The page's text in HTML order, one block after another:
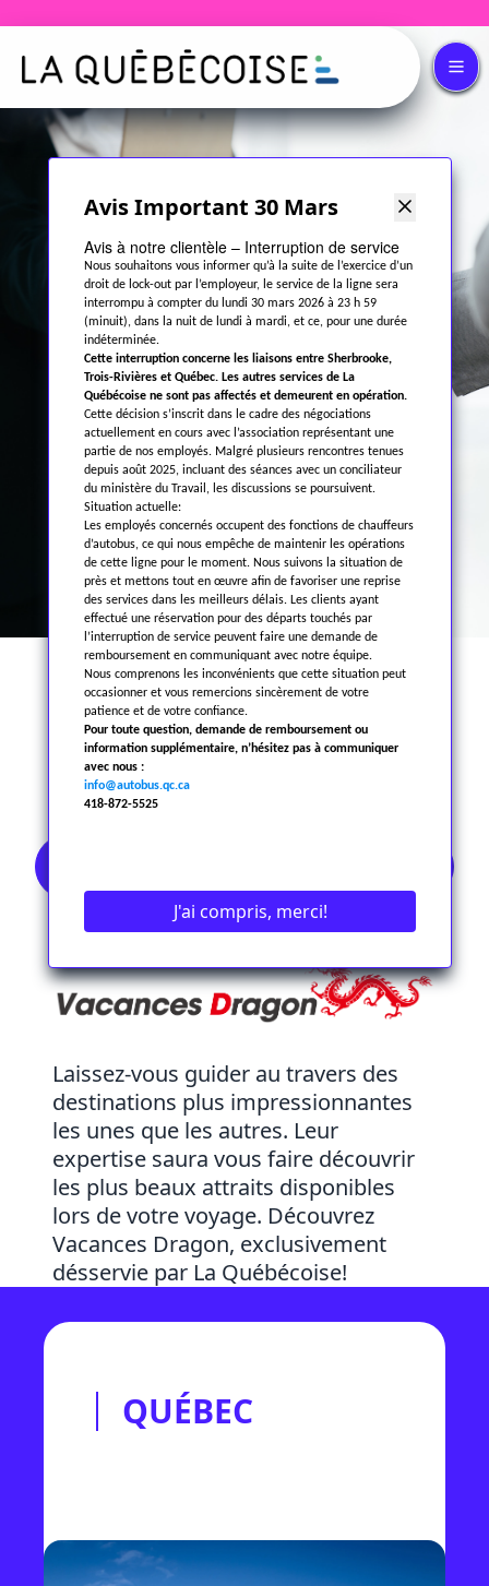
PARTENAIRES
Laissez-vous guider au travers des
destinations plus impressionnantes
les unes que les autres. Leur
expertise saura vous faire découvrir
les plus beaux attraits disponibles
lors de votre voyage. Découvrez
Vacances Dragon, exclusivement
désservie par La Québécoise!
QUÉBEC
Avis Important 30 Mars
Avis à notre clientèle – Interruption de service
Nous souhaitons vous informer qu’à la suite de l’exercice d’un
droit de lock-out par l’employeur, le service de la ligne sera
interrompu à compter du lundi 30 mars 2026 à 23 h 59
(minuit), dans la nuit de lundi à mardi, et ce, pour une durée
indéterminée.
Cette interruption concerne les liaisons entre Sherbrooke,
Trois-Rivières et Québec. Les autres services de La
Québécoise ne sont pas affectés et demeurent en opération.
Cette décision s’inscrit dans le cadre des négociations
actuellement en cours avec l’association représentant une
partie de nos employés. Malgré plusieurs rencontres tenues
depuis août 2025, incluant des séances avec un conciliateur
du ministère du Travail, les discussions se poursuivent.
Situation actuelle:
Les employés concernés occupent des fonctions de chauffeurs
d’autobus, ce qui nous empêche de maintenir les opérations
de cette ligne pour le moment. Nous suivons la situation de
près et mettons tout en œuvre afin de favoriser une reprise
des services dans les meilleurs délais. Les clients ayant
effectué une réservation pour des départs touchés par
l’interruption de service peuvent faire une demande de
remboursement en communiquant avec notre équipe.
Nous comprenons les inconvénients que cette situation peut
occasionner et vous remercions sincèrement de votre
patience et de votre confiance.
Pour toute question, demande de remboursement ou
information supplémentaire, n’hésitez pas à communiquer
avec nous :
info@autobus.qc.ca
418-872-5525
J'ai compris, merci!